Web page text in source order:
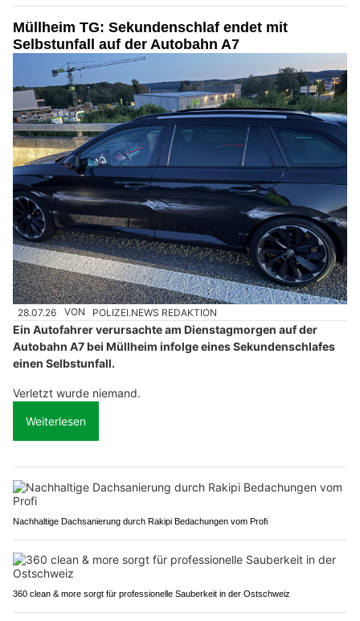
Müllheim TG: Sekundenschlaf endet mit
Selbstunfall auf der Autobahn A7
28.07.26 VON POLIZEI.NEWS REDAKTION
Ein Autofahrer verursachte am Dienstagmorgen auf der
Autobahn A7 bei Müllheim infolge eines Sekundenschlafes
einen Selbstunfall.
Verletzt wurde niemand.
Weiterlesen
Nachhaltige Dachsanierung durch Rakipi Bedachungen vom Profi
360 clean & more sorgt für professionelle Sauberkeit in der Ostschweiz